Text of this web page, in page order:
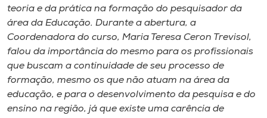
teoria e da prática na formação do pesquisador da
área da Educação. Durante a abertura, a
Coordenadora do curso, Maria Teresa Ceron Trevisol,
falou da importância do mesmo para os profissionais
que buscam a continuidade de seu processo de
formação, mesmo os que não atuam na área da
educação, e para o desenvolvimento da pesquisa e do
ensino na região, já que existe uma carência de